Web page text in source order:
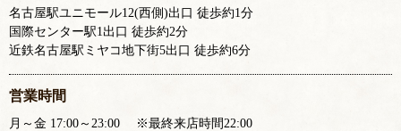
名古屋駅ユニモール12(西側)出口 徒歩約1分
国際センター駅1出口 徒歩約2分
近鉄名古屋駅ミヤコ地下街5出口 徒歩約6分
営業時間
月～金 17:00～23:00 ※最終来店時間22:00